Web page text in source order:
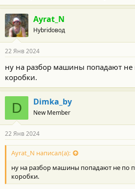
Ayrat_N
Hybridовод
22 Янв 2024
ну на разбор машины попадают
коробки.
D Dimka_by
New Member
22 Янв 2024
Ayrat_N написал(а):
ну на разбор машины попадают не по
коробки.